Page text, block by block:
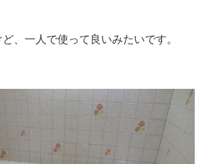
、一人で使って良いみたいです。